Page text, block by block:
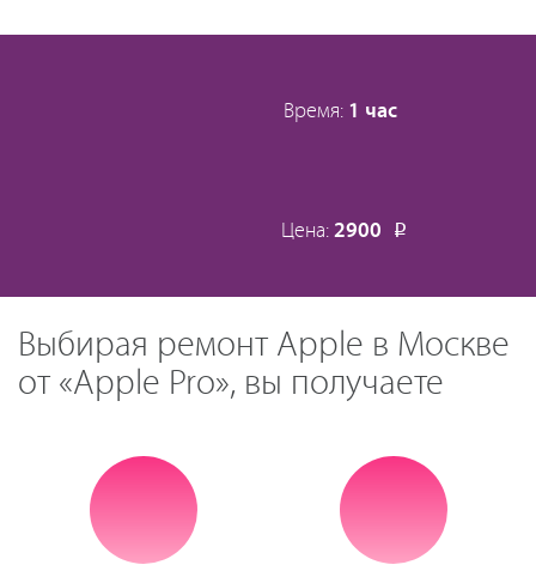
Время: 1 час
Цена: 2900 Р
Выбирая ремонт Apple в Москве
от «Apple Pro», вы получаете